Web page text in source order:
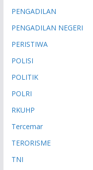
PENGADILAN
PENGADILAN NEGERI
PERISTIWA
POLISI
POLITIK
POLRI
RKUHP
Tercemar
TERORISME
TNI